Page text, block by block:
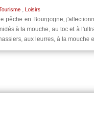
, Loisirs
pêche en Bourgogne,
à la mouche, au toc et à
aux leurres, à la mouche